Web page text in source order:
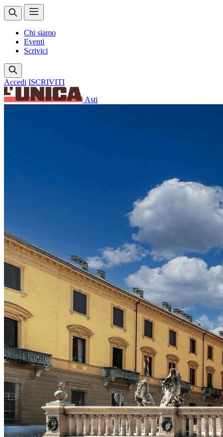
Chi siamo
Eventi
Scrivici
Accedi ISCRIVITI
Asti